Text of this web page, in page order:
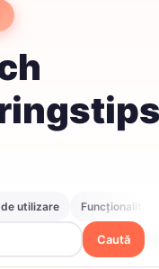
utilizare Funcționalități
Caută